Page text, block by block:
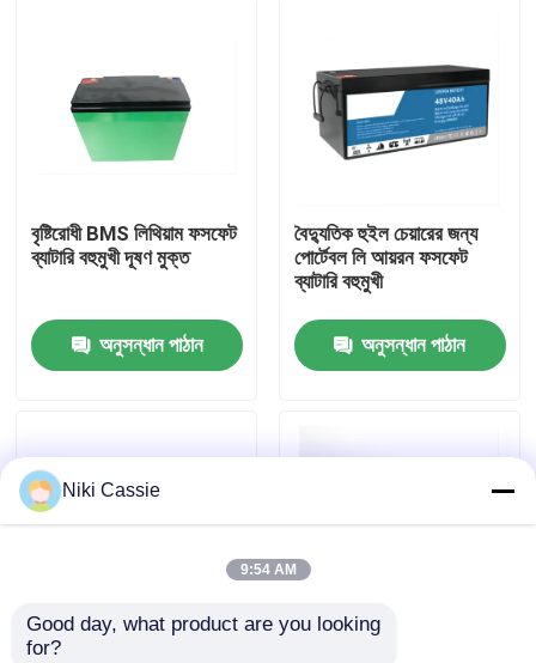
ভিডিও
কারখানা ভ্রমণ
মান নিয়ন্ত্রণ
খবর
সোলার পোর্টেবল পাওয়ার স্টেশন
বৃষ্টিরোধী BMS লিথিয়াম ফসফেট
ব্যাটারি বহুমুখী দূষণ মুক্ত
অনুসন্ধান পাঠান
বৈদ্যুতিক হুইল চেয়ারের জন্য
পোর্টেবল লি আয়রন ফসফেট
ব্যাটারি বহুমুখী
অনুসন্ধান পাঠান
RS485 RS232 লি ফসফেট
Niki Cassie
9:54 AM
Good day, what product are you looking
for?